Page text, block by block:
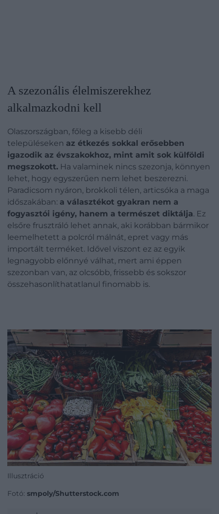
A szezonális élelmiszerekhez
alkalmazkodni kell
Olaszországban, főleg a kisebb déli
településeken az étkezés sokkal erősebben
igazodik az évszakokhoz, mint amit sok külföldi
megszokott. Ha valaminek nincs szezonja, könnyen
lehet, hogy egyszerűen nem lehet beszerezni.
Paradicsom nyáron, brokkoli télen, articsóka a maga
időszakában: a választékot gyakran nem a
fogyasztói igény, hanem a természet diktálja. Ez
elsőre frusztráló lehet annak, aki korábban bármikor
leemelhetett a polcról málnát, epret vagy más
importált terméket. Idővel viszont ez az egyik
legnagyobb előnnyé válhat, mert ami éppen
szezonban van, az olcsóbb, frissebb és sokszor
összehasonlíthatatlanul finomabb is.
Illusztráció
Fotó: smpoly/Shutterstock.com